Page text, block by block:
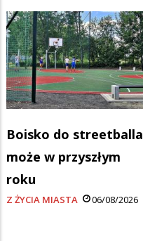
Boisko do streetballa
może w przyszłym
roku
Z ŻYCIA MIASTA 06/08/2026